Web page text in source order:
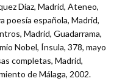
Díaz, Madrid, Ateneo,
poesía española, Madrid,
Madrid, Guadarrama,
Nobel, Ínsula, 378, mayo
completas, Madrid,
de Málaga, 2002.